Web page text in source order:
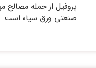
پروفیل از جمله مصالح
صنعتی ورق سیاه است.